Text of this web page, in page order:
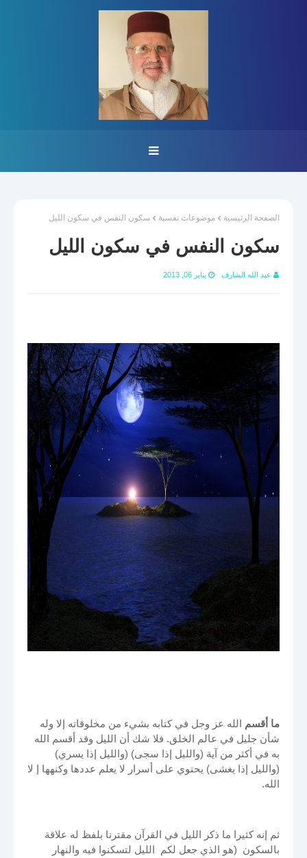
الصفحة الرئيسية موضوعات نفسية سكون النفس في سكون الليل
سكون النفس في سكون الليل
عبد الله الشارف يناير 06, 2013
ما أقسم الله عز وجل في كتابه بشيء من مخلوقاته إلا وله
شأن جليل في عالم الخلق. فلا شك أن الليل وقد أقسم الله
به في أكثر من آية (والليل إذا سجى) (والليل إذا يسري)
(والليل إذا يغشى) يحتوي على أسرار لا يعلم عددها وكنهها إ لا
الله.
ثم إنه كثيرا ما ذكر الليل في القرآن مقترنا بلفظ له علاقة
بالسكون (هو الذي جعل لكم الليل لتسكنوا فيه والنهار